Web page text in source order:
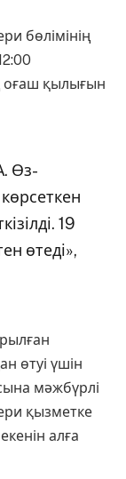
бөлімінің
қылығын
Өз-
19
өтеді»,
өтуі үшін
мәжбүрлі
қызметке
алға